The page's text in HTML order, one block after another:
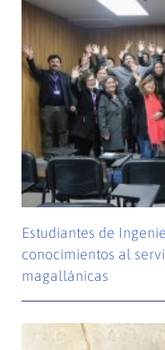
Estudiantes de
conocimientos al
magallánicas